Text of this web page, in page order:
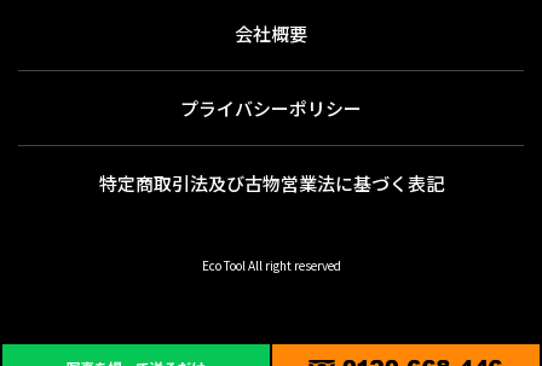
会社概要
プライバシーポリシー
特定商取引法及び古物営業法に基づく表記
Eco Tool All right reserved